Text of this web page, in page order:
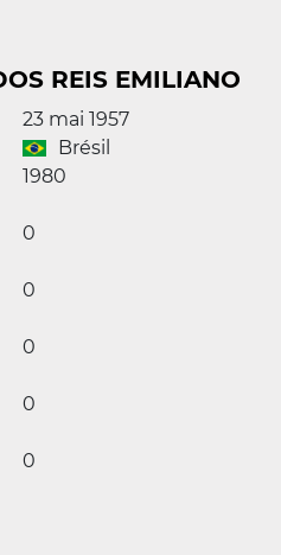
REIS EMILIANO
23 mai 1957
Brésil
1980
0
0
0
0
0